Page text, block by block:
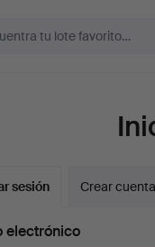
sesión Crear cuenta
electrónico